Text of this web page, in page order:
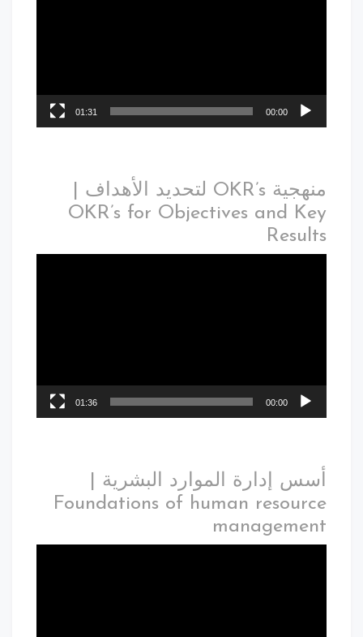
00:00
01:31
منهجية OKR’s لتحديد الأهداف |
OKR’s for Objectives and Key
Results
00:00
01:36
أسس إدارة الموارد البشرية |
Foundations of human resource
management